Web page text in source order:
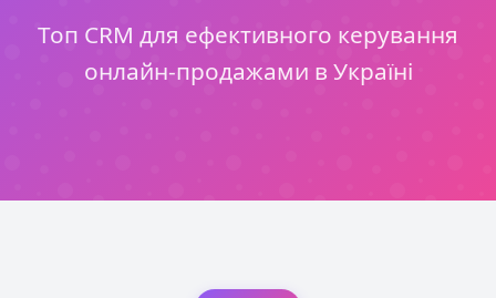
Топ CRM для ефективного керування
онлайн-продажами в Україні